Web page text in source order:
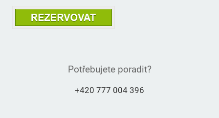
Potřebujete poradit?
+420 777 004 396